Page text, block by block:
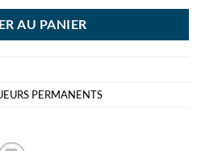
AU PANIER
PERMANENTS